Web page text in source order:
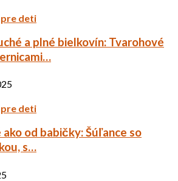
deti
a plné bielkovín: Tvarohové
deti
ako od babičky: Šúľance so
s…